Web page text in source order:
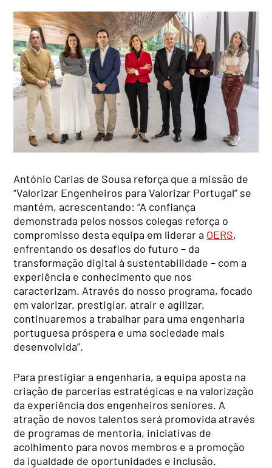
António Carias de Sousa reforça que a missão de
“Valorizar Engenheiros para Valorizar Portugal” se
mantém, acrescentando: “A confiança
demonstrada pelos nossos colegas reforça o
compromisso desta equipa em liderar a OERS,
enfrentando os desafios do futuro – da
transformação digital à sustentabilidade – com a
experiência e conhecimento que nos
caracterizam. Através do nosso programa, focado
em valorizar, prestigiar, atrair e agilizar,
continuaremos a trabalhar para uma engenharia
portuguesa próspera e uma sociedade mais
desenvolvida”.
Para prestigiar a engenharia, a equipa aposta na
criação de parcerias estratégicas e na valorização
da experiência dos engenheiros seniores. A
atração de novos talentos será promovida através
de programas de mentoria, iniciativas de
acolhimento para novos membros e a promoção
da igualdade de oportunidades e inclusão.